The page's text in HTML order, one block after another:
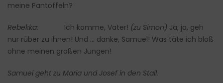
meine Pantoffeln?
Rebekka: Ich komme, Vater! (zu Simon) Ja, ja, geh
nur rüber zu ihnen! Und … danke, Samuel! Was täte ich bloß
ohne meinen großen Jungen!
Samuel geht zu Maria und Josef in den Stall.